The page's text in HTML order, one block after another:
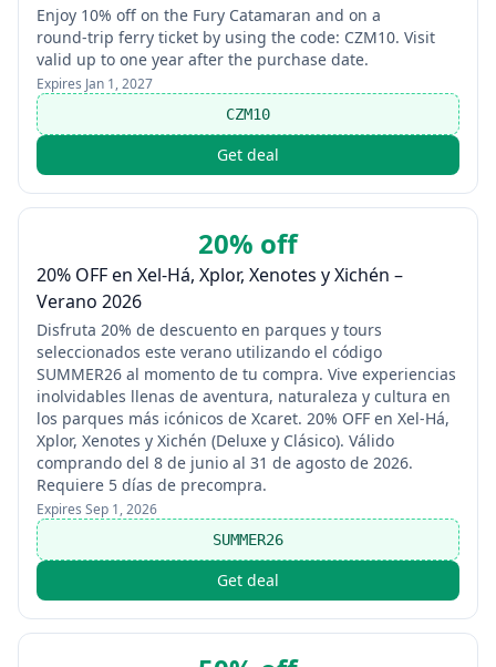
Enjoy 10% off on the Fury Catamaran and on a
round‑trip ferry ticket by using the code: CZM10. Visit
valid up to one year after the purchase date.
Expires Jan 1, 2027
CZM10
Get deal
20% off
20% OFF en Xel‑Há, Xplor, Xenotes y Xichén –
Verano 2026
Disfruta 20% de descuento en parques y tours
seleccionados este verano utilizando el código
SUMMER26 al momento de tu compra. Vive experiencias
inolvidables llenas de aventura, naturaleza y cultura en
los parques más icónicos de Xcaret. 20% OFF en Xel‑Há,
Xplor, Xenotes y Xichén (Deluxe y Clásico). Válido
comprando del 8 de junio al 31 de agosto de 2026.
Requiere 5 días de precompra.
Expires Sep 1, 2026
SUMMER26
Get deal